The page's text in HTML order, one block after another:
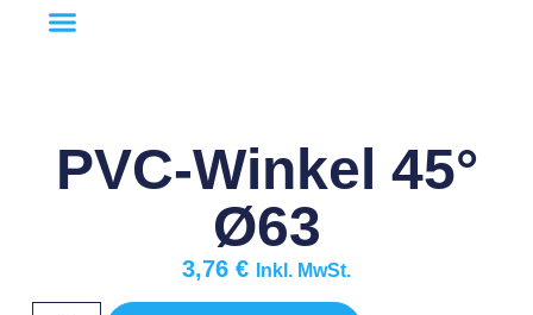
PVC-Winkel 45°
Ø63
3,76 € Inkl. MwSt.